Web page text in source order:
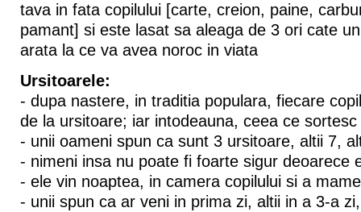
tava in fata copilului [carte, creion, paine,
pamant] si este lasat sa aleaga de 3 ori cate
arata la ce va avea noroc in viata
Ursitoarele:
- dupa nastere, in traditia populara, fiecare
de la ursitoare; iar intodeauna, ceea ce
- unii oameni spun ca sunt 3 ursitoare, altii 7,
- nimeni insa nu poate fi foarte sigur deoarece
- ele vin noaptea, in camera copilului si a
- unii spun ca ar veni in prima zi, altii in a 3-a